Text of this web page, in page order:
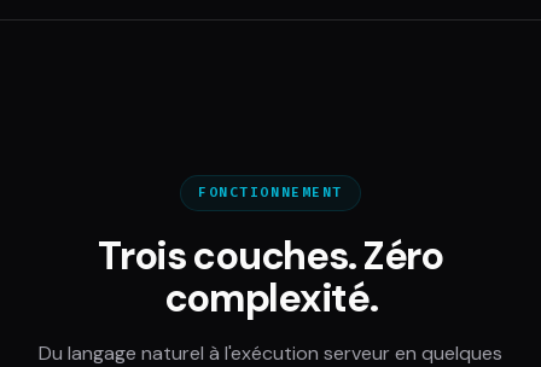
FONCTIONNEMENT
Trois couches. Zéro
complexité.
Du langage naturel à l'exécution serveur en quelques